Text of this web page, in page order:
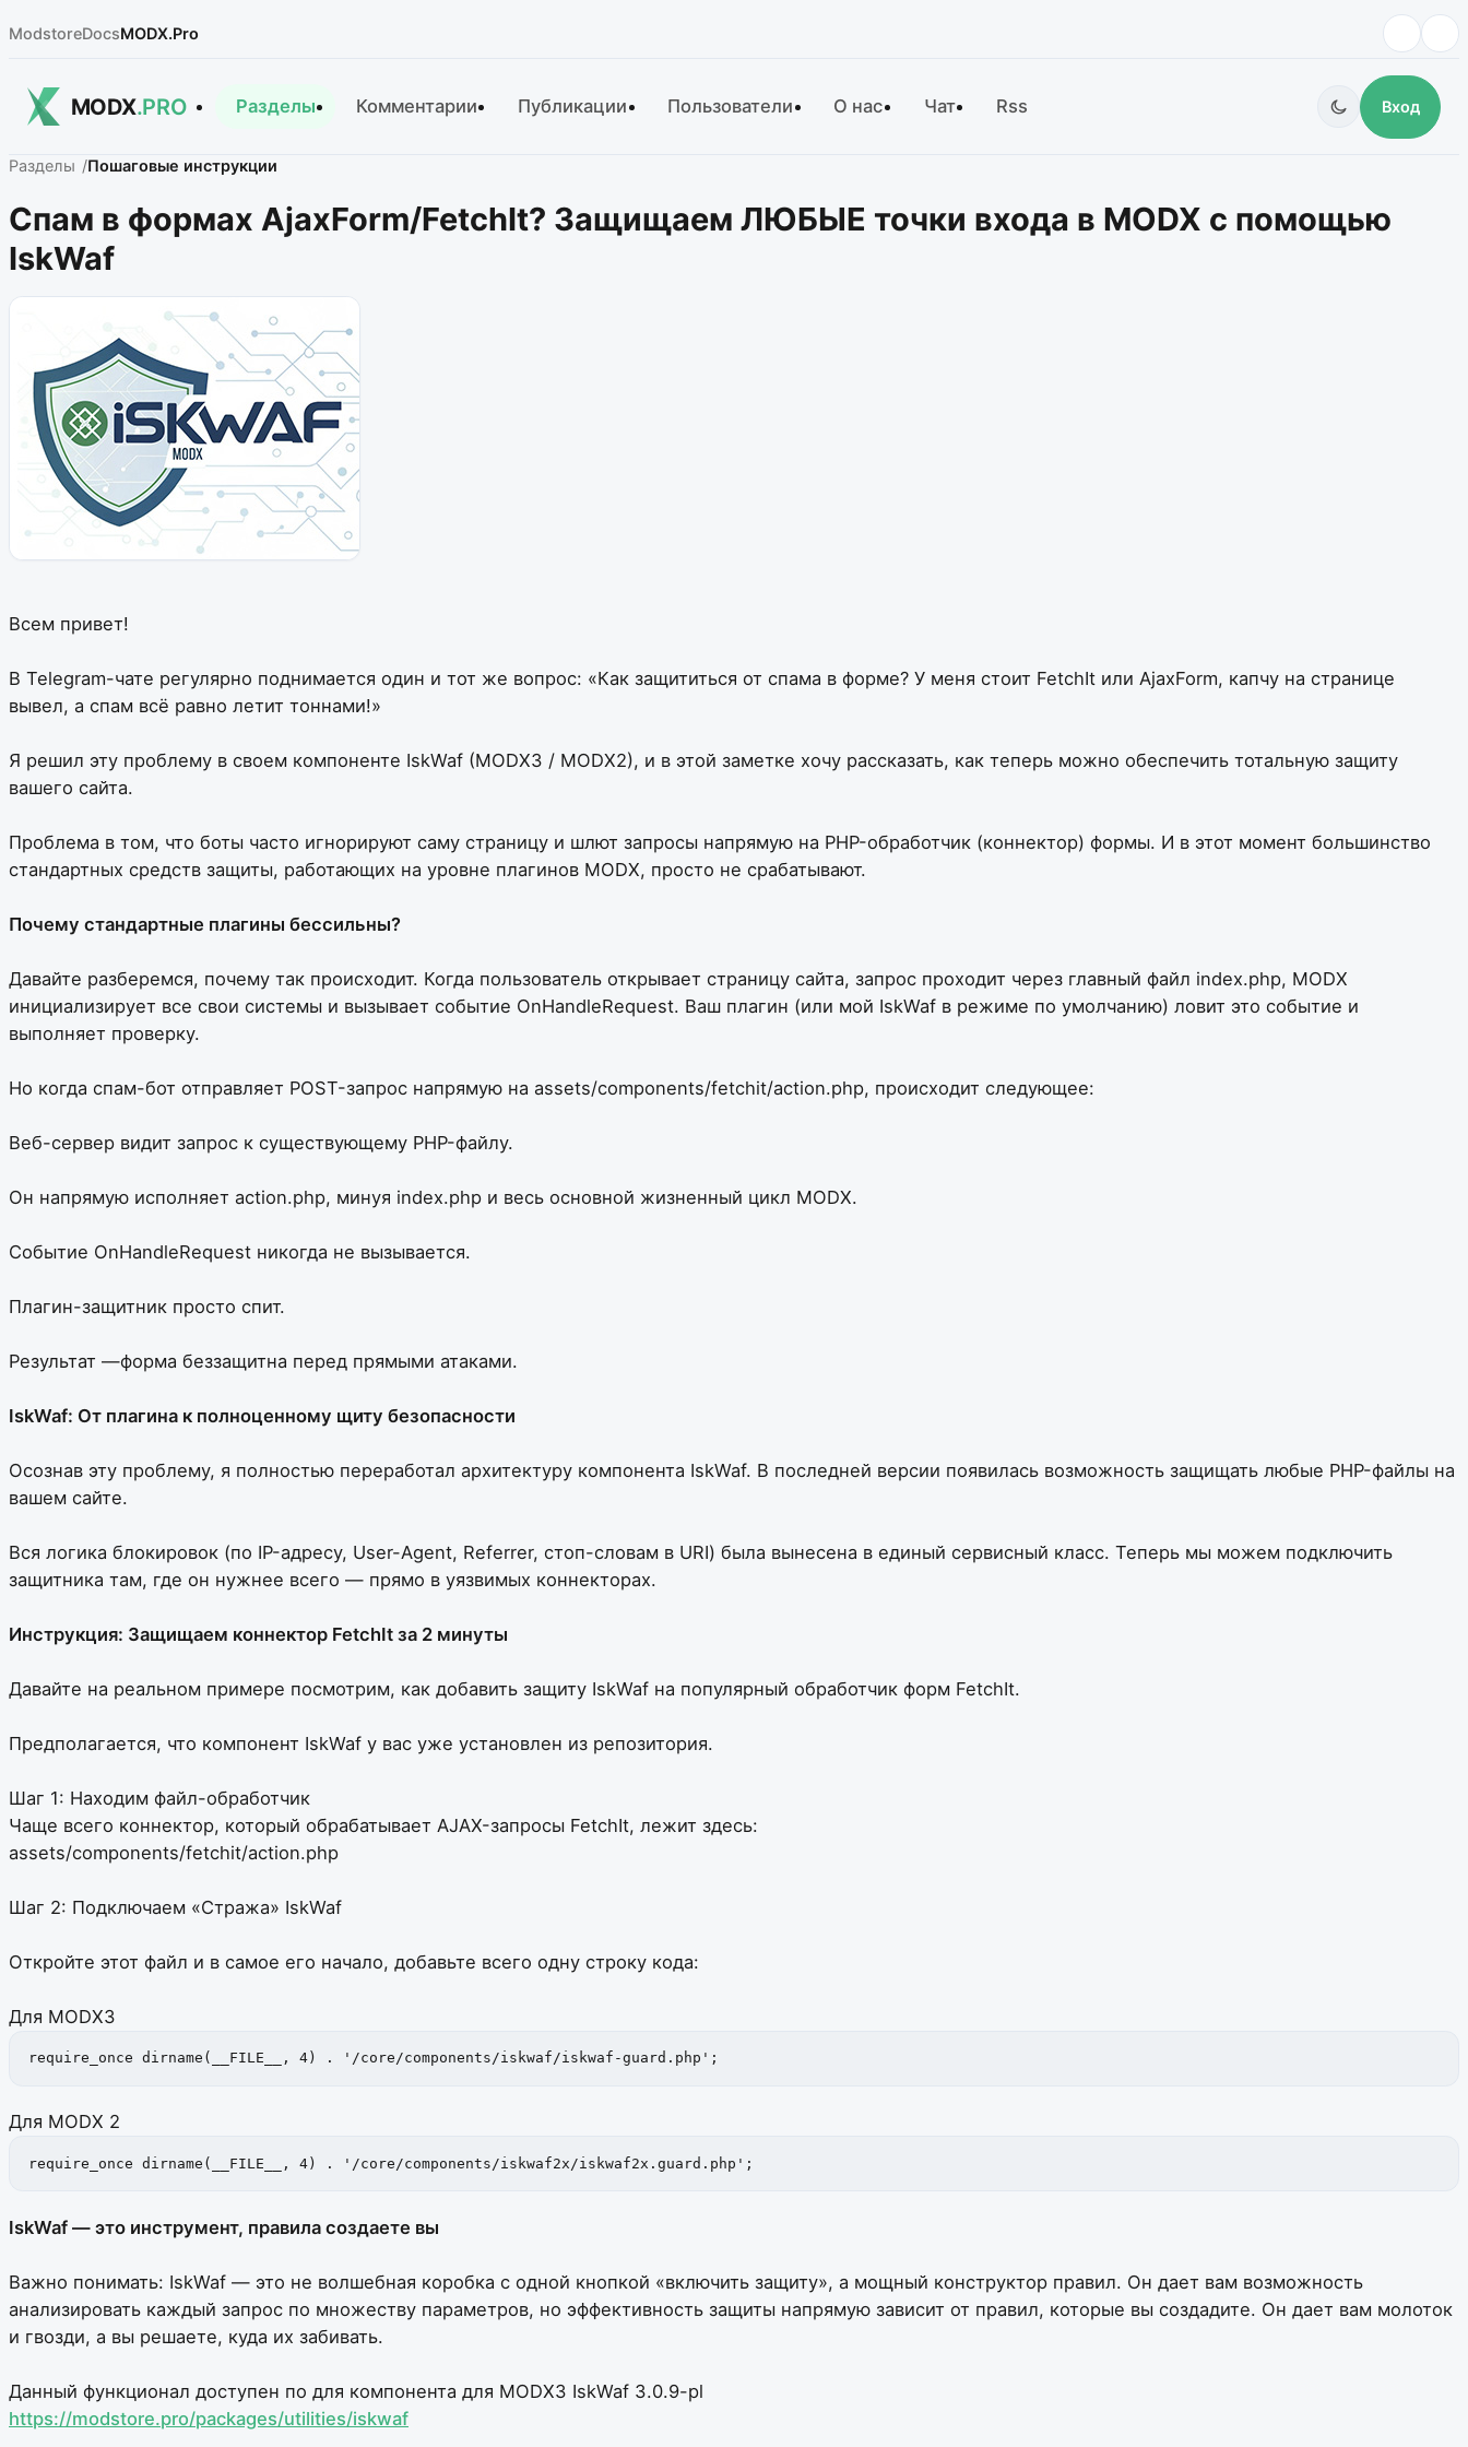
ModstoreDocsMODX.Pro
MODX.PRO Разделы Комментарии Публикации Пользователи О нас Чат Rss Вход
Разделы Пошаговые инструкции
Спам в формах AjaxForm/FetchIt? Защищаем ЛЮБЫЕ точки входа в MODX с помощью
IskWaf
Всем привет!
В Telegram-чате регулярно поднимается один и тот же вопрос: «Как защититься от спама в форме? У меня стоит FetchIt или AjaxForm, капчу на странице
вывел, а спам всё равно летит тоннами!»
Я решил эту проблему в своем компоненте IskWaf (MODX3 / MODX2), и в этой заметке хочу рассказать, как теперь можно обеспечить тотальную защиту
вашего сайта.
Проблема в том, что боты часто игнорируют саму страницу и шлют запросы напрямую на PHP-обработчик (коннектор) формы. И в этот момент большинство
стандартных средств защиты, работающих на уровне плагинов MODX, просто не срабатывают.
Почему стандартные плагины бессильны?
Давайте разберемся, почему так происходит. Когда пользователь открывает страницу сайта, запрос проходит через главный файл index.php, MODX
инициализирует все свои системы и вызывает событие OnHandleRequest. Ваш плагин (или мой IskWaf в режиме по умолчанию) ловит это событие и
выполняет проверку.
Но когда спам-бот отправляет POST-запрос напрямую на assets/components/fetchit/action.php, происходит следующее:
Веб-сервер видит запрос к существующему PHP-файлу.
Он напрямую исполняет action.php, минуя index.php и весь основной жизненный цикл MODX.
Событие OnHandleRequest никогда не вызывается.
Плагин-защитник просто спит.
Результат —форма беззащитна перед прямыми атаками.
IskWaf: От плагина к полноценному щиту безопасности
Осознав эту проблему, я полностью переработал архитектуру компонента IskWaf. В последней версии появилась возможность защищать любые PHP-файлы на
вашем сайте.
Вся логика блокировок (по IP-адресу, User-Agent, Referrer, стоп-словам в URI) была вынесена в единый сервисный класс. Теперь мы можем подключить
защитника там, где он нужнее всего — прямо в уязвимых коннекторах.
Инструкция: Защищаем коннектор FetchIt за 2 минуты
Давайте на реальном примере посмотрим, как добавить защиту IskWaf на популярный обработчик форм FetchIt.
Предполагается, что компонент IskWaf у вас уже установлен из репозитория.
Шаг 1: Находим файл-обработчик
Чаще всего коннектор, который обрабатывает AJAX-запросы FetchIt, лежит здесь:
assets/components/fetchit/action.php
Шаг 2: Подключаем «Стража» IskWaf
Откройте этот файл и в самое его начало, добавьте всего одну строку кода:
Для MODX3
require_once dirname(__FILE__, 4) . '/core/components/iskwaf/iskwaf-guard.php';
Для MODX 2
require_once dirname(__FILE__, 4) . '/core/components/iskwaf2x/iskwaf2x.guard.php';
IskWaf — это инструмент, правила создаете вы
Важно понимать: IskWaf — это не волшебная коробка с одной кнопкой «включить защиту», а мощный конструктор правил. Он дает вам возможность
анализировать каждый запрос по множеству параметров, но эффективность защиты напрямую зависит от правил, которые вы создадите. Он дает вам молоток
и гвозди, а вы решаете, куда их забивать.
Данный функционал доступен по для компонента для MODX3 IskWaf 3.0.9-pl
https://modstore.pro/packages/utilities/iskwaf